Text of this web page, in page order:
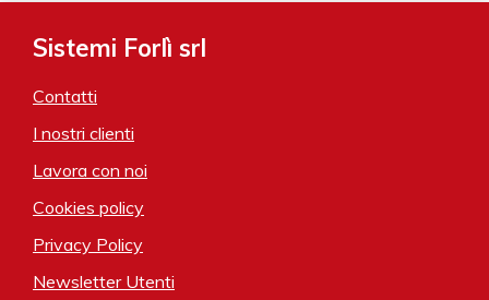
Sistemi Forlì srl
Contatti
I nostri clienti
Lavora con noi
Cookies policy
Privacy Policy
Newsletter Utenti